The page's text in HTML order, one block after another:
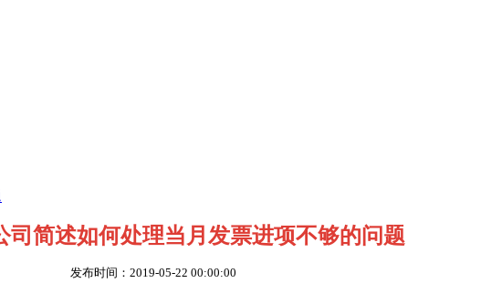
司简述如何处理当月发票进项不够的问题
发布时间：2019-05-22 00:00:00